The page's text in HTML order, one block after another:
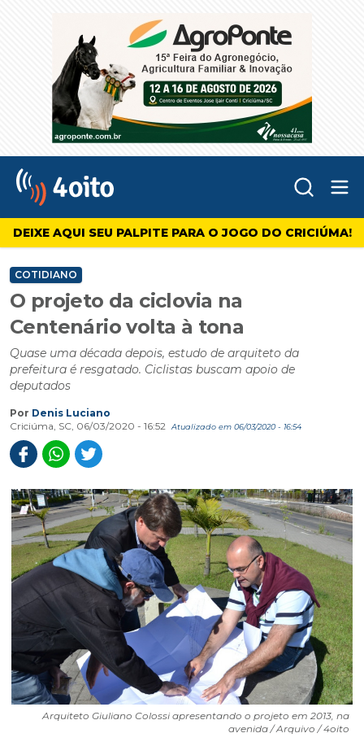
4oito
DEIXE AQUI SEU PALPITE PARA O JOGO DO CRICIÚMA!
COTIDIANO
O projeto da ciclovia na
Centenário volta à tona
Quase uma década depois, estudo de arquiteto da
prefeitura é resgatado. Ciclistas buscam apoio de
deputados
Por Denis Luciano
Criciúma, SC, 06/03/2020 - 16:52
Atualizado em 06/03/2020 - 16:54
Arquiteto Giuliano Colossi apresentando o projeto em 2013, na
avenida / Arquivo / 4oito